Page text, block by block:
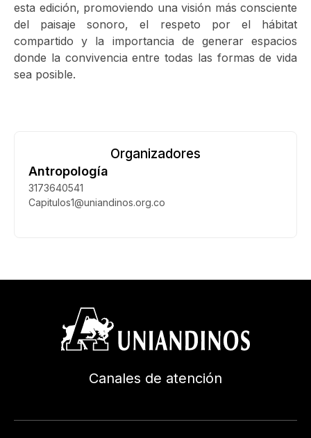
esta edición, promoviendo una visión más consciente
del paisaje sonoro, el respeto por el hábitat
compartido y la importancia de generar espacios
donde la convivencia entre todas las formas de vida
sea posible.
Organizadores
Antropología
3173640541
Capitulos1@uniandinos.org.co
Canales de atención